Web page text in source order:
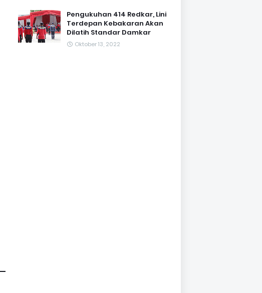
Pengukuhan 414 Redkar, Lini
Terdepan Kebakaran Akan
Dilatih Standar Damkar
Oktober 13, 2022